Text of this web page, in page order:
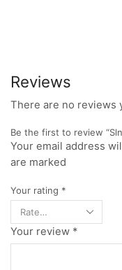
Reviews
There are no reviews
Be the first to review
Your email address
are marked
Your rating *
Your review *